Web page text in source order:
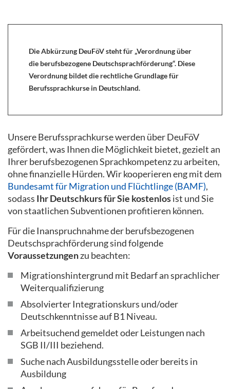
Die Abkürzung DeuFöV steht für „Verordnung über
die berufsbezogene Deutschsprachförderung“. Diese
Verordnung bildet die rechtliche Grundlage für
Berufssprachkurse in Deutschland.
Unsere Berufssprachkurse werden über DeuFöV
gefördert, was Ihnen die Möglichkeit bietet, gezielt an
Ihrer berufsbezogenen Sprachkompetenz zu arbeiten,
ohne finanzielle Hürden. Wir kooperieren eng mit dem
Bundesamt für Migration und Flüchtlinge (BAMF),
sodass Ihr Deutschkurs für Sie kostenlosist und Sie
von staatlichen Subventionen profitieren können.
Für die Inanspruchnahme der berufsbezogenen
Deutschsprachförderung sind folgende
Voraussetzungenzu beachten:
Migrationshintergrund mit Bedarf an sprachlicher
Weiterqualifizierung
Absolvierter Integrationskurs und/oder
Deutschkenntnisse auf B1 Niveau.
Arbeitsuchend gemeldet oder Leistungen nach
SGB II/III beziehend.
Suche nach Ausbildungsstelle oder bereits in
Ausbildung